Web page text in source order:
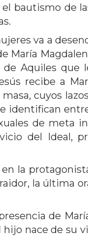
bautismo de
va a
María
Aquiles que
recibe a
cuyos
identifican
de meta
del Ideal,
la
la última
de
nace de su